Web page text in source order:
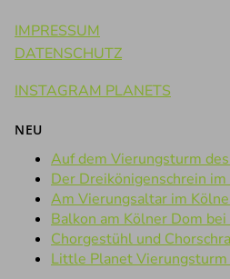
IMPRESSUM
DATENSCHUTZ
INSTAGRAM PLANETS
NEU
Auf dem Vierungsturm
Der Dreikönigenschrein
Am Vierungsaltar im
Balkon am Kölner Dom bei
Chorgestühl und
Little Planet